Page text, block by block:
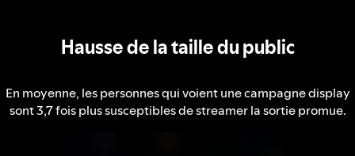
Hausse de la taille du public
En moyenne, les personnes qui voient une campagne display
sont 3,7 fois plus susceptibles de streamer la sortie promue.